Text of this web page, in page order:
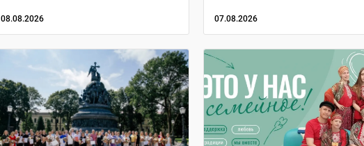
08.08.2026 07.08.2026